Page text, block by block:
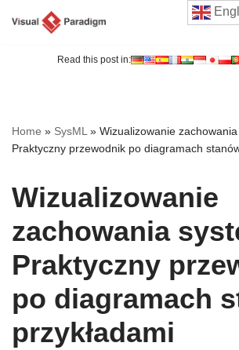
Read this post in:
Home » SysML» Wizualizowanie
Praktyczny przewodnik po diagramach
Wizualizowanie
zachowania
Praktyczny
po diagramach
przykładami